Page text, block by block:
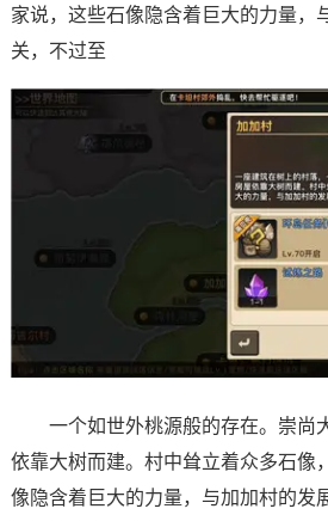
家说，这些石像隐含着巨大的力量，
关，不过至
一个如世外桃源般的存在。崇尚
依靠大树而建。村中耸立着众多石像
像隐含着巨大的力量，与加加村的发